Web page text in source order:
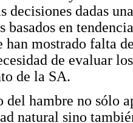
decisiones dadas
basados en
han mostrado falta
de evaluar
de la SA.
del hambre no sólo
natural sino